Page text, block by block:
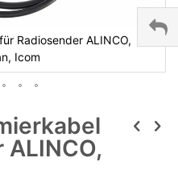
Radiosender ALINCO,
Icom